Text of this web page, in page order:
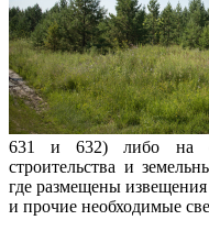
631 и 632) либо на
строительства и
где размещены
и прочие необходимые